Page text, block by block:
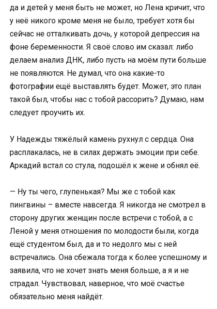
да и детей у меня быть не может, но Лена кричит, что
у неё никого кроме меня не было, требует хотя бы
сейчас не отталкивать дочь, у которой депрессия на
фоне беременности. Я своё слово им сказал: либо
делаем анализ ДНК, либо пусть на моём пути больше
не появляются. Не думал, что она какие-то
фотографии ещё выставлять будет. Может, это план
такой был, чтобы нас с тобой рассорить? Думаю, нам
следует проучить их.
У Надежды тяжёлый камень рухнул с сердца. Она
расплакалась, не в силах держать эмоции при себе.
Аркадий встал со стула, подошёл к жене и обнял её.
— Ну ты чего, глупенькая? Мы же с тобой как
пингвины – вместе навсегда. Я никогда не смотрел в
сторону других женщин после встречи с тобой, а с
Леной у меня отношения по молодости были, когда
ещё студентом был, да и то недолго мы с ней
встречались. Она сбежала тогда к более успешному и
заявила, что не хочет знать меня больше, а я и не
страдал. Чувствовал, наверное, что моё счастье
обязательно меня найдёт.